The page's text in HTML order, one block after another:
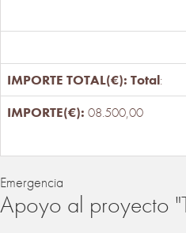
Total:
08.500,00
Emergencia
Apoyo al proyecto